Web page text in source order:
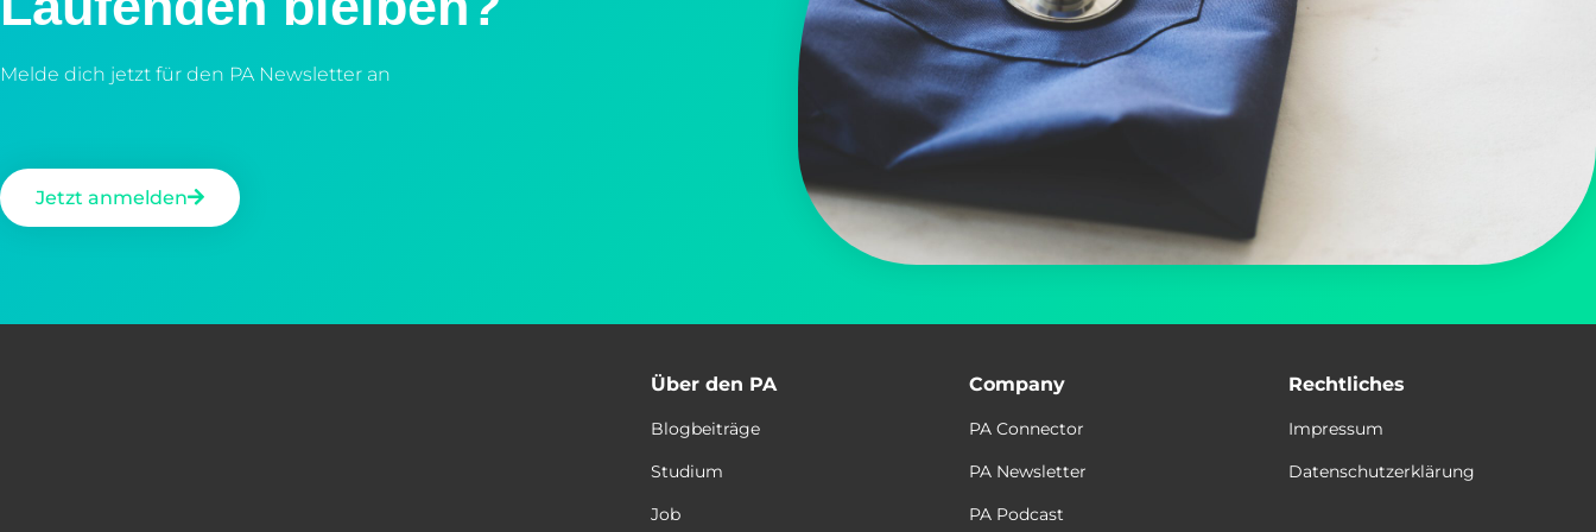
Melde dich jetzt für den PA Newsletter an
Jetzt anmelden
Über den PA
Blogbeiträge
Studium
Job
Company
PA Connector
PA Newsletter
PA Podcast
Rechtliches
Impressum
Datenschutzerklärung